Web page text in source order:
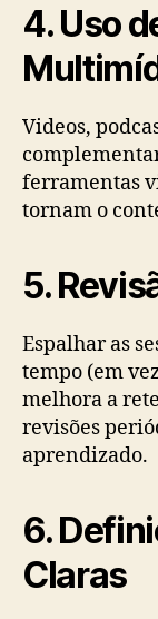
4. Uso
Videos,
ferramentas
tornam o
5.
Espalhar as
tempo (em
melhora a
revisões
aprendizado.
6.
Claras